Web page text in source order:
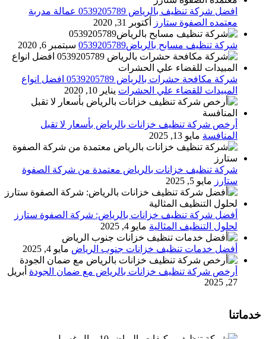
افضل شركة تنظيف بالرياض 0539205789 عمالة مدربة
معتمده الصفوة ستارز
أكتوبر 31, 2020
شركة تنظيف مسابح بالرياض0539205789 سبتمبر 6, 2020
شركة مكافحة حشرات بالرياض 0539205789 افضل انواع
المبيدات للقضاء علي الحشرات يناير 10, 2020
أرخص شركة تنظيف خزانات بالرياض بأسعار لا تقبل
المنافسة مايو 13, 2025
شركة تنظيف خزانات بالرياض معتمدة من شركة الصفوة
ستارز مايو 5, 2025
أفضل شركة تنظيف خزانات بالرياض: شركة الصفوة ستارز
لحلول التنظيف المثالية مايو 4, 2025
أفضل خدمات تنظيف خزانات جنوب الرياض مايو 4, 2025
أرخص شركة تنظيف خزانات بالرياض مع ضمان الجودة أبريل
27, 2025
خدماتنا